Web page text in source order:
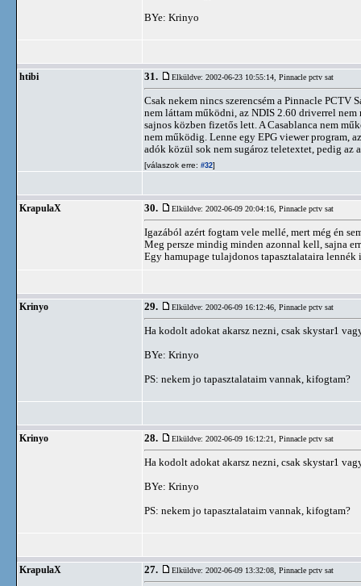
BYe: Krinyo
htibi 31. Elküldve: 2002-06-23 10:55:14, Pinnacle pctv sat
Csak nekem nincs szerencsém a Pinnacle
nem láttam működni, az NDIS 2.60 driverrel
sajnos közben fizetős lett. A Casablanca nem
nem működig. Lenne egy EPG viewer program,
adók közül sok nem sugároz teletextet, pedig az
[válaszok erre: #32]
KrapulaX 30. Elküldve: 2002-06-09 20:04:16, Pinnacle pctv sat
Igazából azért fogtam vele mellé, mert még én
Meg persze mindig minden azonnal kell, sajna
Egy hamupage tulajdonos tapasztalataira lennék
Krinyo 29. Elküldve: 2002-06-09 16:12:46, Pinnacle pctv sat
Ha kodolt adokat akarsz nezni, csak skystar1
BYe: Krinyo
PS: nekem jo tapasztalataim vannak, kifogtam?
Krinyo 28. Elküldve: 2002-06-09 16:12:21, Pinnacle pctv sat
Ha kodolt adokat akarsz nezni, csak skystar1
BYe: Krinyo
PS: nekem jo tapasztalataim vannak, kifogtam?
KrapulaX 27. Elküldve: 2002-06-09 13:32:08, Pinnacle pctv sat